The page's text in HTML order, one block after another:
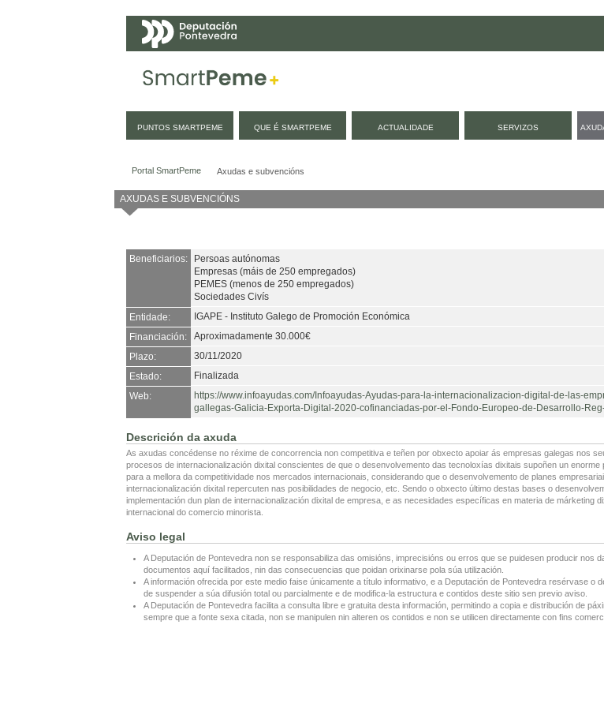
PUNTOS SMARTPEME QUE É SMARTPEME ACTUALIDADE SERVIZOS
Portal SmartPeme Axudas e subvencións
AXUDAS E SUBVENCIÓNS
Beneficiarios:
Persoas autónomas
Empresas (máis de 250 empregados)
PEMES (menos de 250 empregados)
Sociedades Civís
Entidade:
IGAPE - Instituto Galego de Promoción Económica
Financiación:
Aproximadamente 30.000€
Plazo:
30/11/2020
Estado:
Finalizada
Web:
https://www.infoayudas.com/Infoayudas-Ayudas-para-la-internacionalizacion-digital-de-las-
gallegas-Galicia-Exporta-Digital-2020-cofinanciadas-por-el-Fondo-Europeo-de-Desarrollo-
Descrición da axuda
As axudas concédense no réxime de concorrencia non competitiva e teñen por obxecto apoiar ás empresas galegas nos
procesos de internacionalización dixital conscientes de que o desenvolvemento das tecnoloxías dixitais supoñen un enorme
para a mellora da competitividade nos mercados internacionais, considerando que o desenvolvemento de planes
internacionalización dixital repercuten nas posibilidades de negocio, etc. Sendo o obxecto último destas bases o
implementación dun plan de internacionalización dixital de empresa, e as necesidades específicas en materia de márketing
internacional do comercio minorista.
Aviso legal
A Deputación de Pontevedra non se responsabiliza das omisións, imprecisións ou erros que se puidesen producir nos
documentos aquí facilitados, nin das consecuencias que poidan orixinarse pola súa utilización.
A información ofrecida por este medio faise únicamente a título informativo, e a Deputación de Pontevedra resérvase o
de suspender a súa difusión total ou parcialmente e de modifica-la estructura e contidos deste sitio sen previo aviso.
A Deputación de Pontevedra facilita a consulta libre e gratuita desta información, permitindo a copia e distribución de
sempre que a fonte sexa citada, non se manipulen nin alteren os contidos e non se utilicen directamente con fins